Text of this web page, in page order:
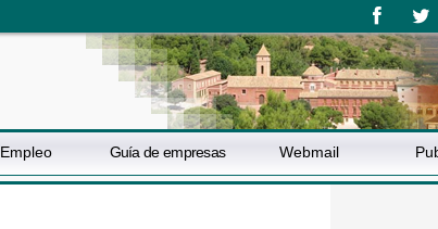
Empleo Guía de empresas Webmail